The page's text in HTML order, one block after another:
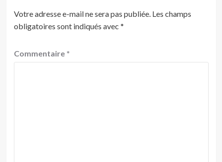
Votre adresse e-mail ne sera pas publiée. Les champs
obligatoires sont indiqués avec *
Commentaire *